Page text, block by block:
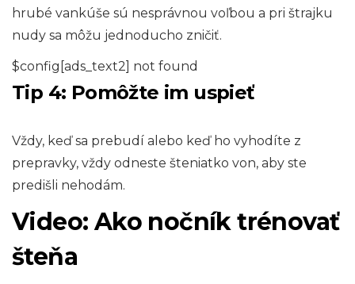
hrubé vankúše sú nesprávnou voľbou a pri štrajku
nudy sa môžu jednoducho zničiť.
$config[ads_text2] not found
Tip 4: Pomôžte im uspieť
Vždy, keď sa prebudí alebo keď ho vyhodíte z
prepravky, vždy odneste šteniatko von, aby ste
predišli nehodám.
Video: Ako nočník trénovať
šteňa